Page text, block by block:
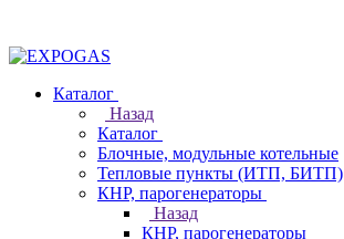
Каталог
Назад
Каталог
Блочные, модульные котельные
Тепловые пункты (ИТП, БИТП)
КНР, парогенераторы
Назад
КНР, парогенераторы